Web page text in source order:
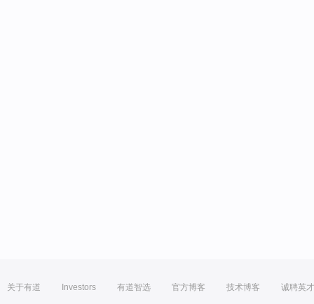
关于有道 Investors 有道智选 官方博客 技术博客 诚聘英才